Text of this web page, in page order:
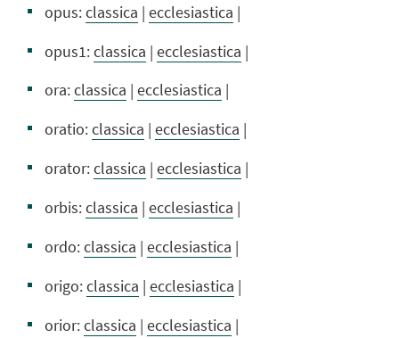
opus:classica | ecclesiastica |
opus1:classica | ecclesiastica |
ora:classica | ecclesiastica |
oratio:classica | ecclesiastica |
orator:classica | ecclesiastica |
orbis:classica | ecclesiastica |
ordo:classica | ecclesiastica |
origo:classica | ecclesiastica |
orior:classica | ecclesiastica |